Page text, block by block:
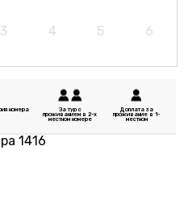
3 4 5 6
номера За тур с
проживанием в 2-х
местном номере
Доплата за
проживание в 1-
местном
1416